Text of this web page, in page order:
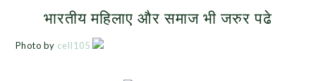
भारतीय महिलाए और समाज भी जरुर पढे
Photo by cell105